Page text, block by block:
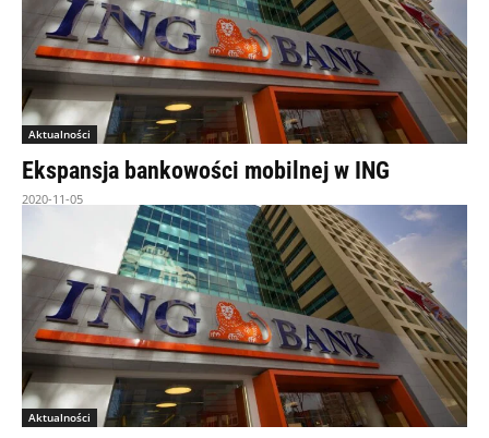
Aktualności
Ekspansja bankowości mobilnej w ING
2020-11-05
Aktualności